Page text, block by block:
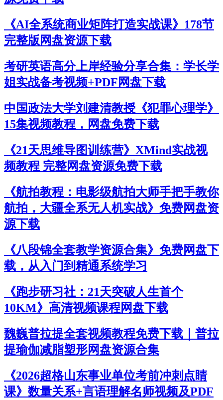
《AI全系统商业矩阵打造实战课》178节
完整版网盘资源下载
考研英语高分上岸经验分享合集：学长学
姐实战备考视频+PDF网盘下载
中国政法大学刘建清教授《犯罪心理学》
15集视频教程，网盘免费下载
《21天思维导图训练营》XMind实战视
频教程 完整网盘资源免费下载
《航拍教程：电影级航拍大师手把手教你
航拍，大疆全系无人机实战》免费网盘资
源下载
《八段锦全套教学资源合集》免费网盘下
载，从入门到精通系统学习
《跑步研习社：21天突破人生首个
10KM》高清视频课程网盘下载
魏巍普拉提全套视频教程免费下载｜普拉
提瑜伽减脂塑形网盘资源合集
《2026超格山东事业单位考前冲刺点睛
课》数量关系+言语理解名师视频及PDF